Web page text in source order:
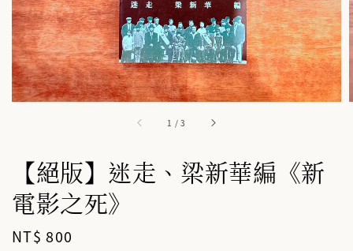
1 /3
【絕版】迷走、梁新華編《新
電影之死》
Regular
NT$ 800